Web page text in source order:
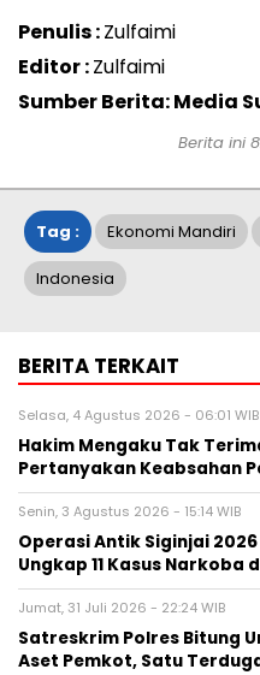
Penulis :Zulfaimi
Editor :Zulfaimi
Sumber Berita: Media
Berita ini
Tag : Ekonomi Mandiri
Indonesia
BERITA TERKAIT
Selasa, 4 Agustus 2026 - 06:01 WIB
Hakim Mengaku Tak
Pertanyakan Keabsahan
Senin, 3 Agustus 2026 - 15:14 WIB
Operasi Antik Siginjai
Ungkap 11 Kasus Narkoba
Jumat, 31 Juli 2026 - 22:24 WIB
Satreskrim Polres Bitung
Aset Pemkot, Satu